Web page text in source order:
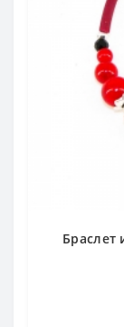
Браслет